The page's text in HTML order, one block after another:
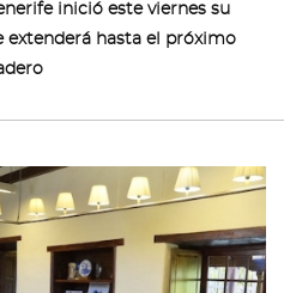
inició este viernes su
extenderá hasta el próximo